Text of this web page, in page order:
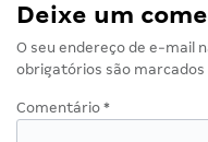
Deixe um
O seu endereço de e-mail
obrigatórios são marcados
Comentário *